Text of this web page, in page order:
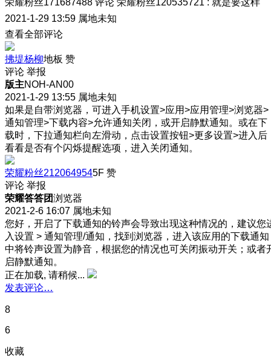
2021-1-29 13:59 属地未知
查看全部评论
拂堤杨柳地板 赞
评论 举报
版主NOH-AN00
2021-1-29 13:55 属地未知
如果是自带浏览器，可进入手机设置>应用>应用管理>浏览器>
通知管理>下载内容>允许通知关闭，或开启静默通知。或在下
载时，下拉通知栏向左滑动，点击设置按钮>更多设置>进入后
看看是否有个闪烁提醒选项，进入关闭通知。
荣耀粉丝2120649545F 赞
评论 举报
荣耀答答团浏览器
2021-2-6 16:07 属地未知
您好，开启了下载通知的铃声会导致出现这种情况的，建议您
入设置 > 通知管理/通知，找到浏览器，进入该应用的下载通知
中将铃声设置为静音，根据您的情况也可关闭振动开关；或者
启静默通知。
正在加载, 请稍候...
发表评论…
8
6
收藏